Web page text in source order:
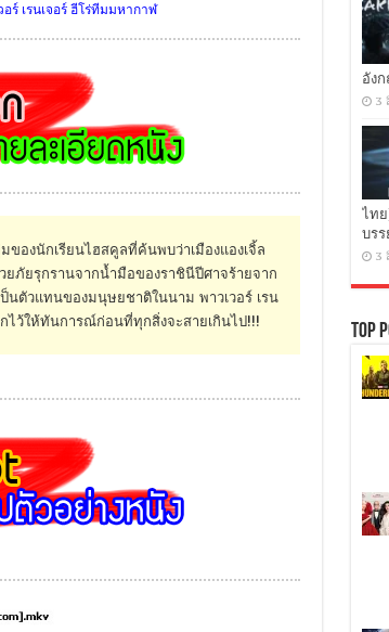
ร์ เรนเจอร์ ฮีโร่ทีมมหากาฬ
องนักเรียนไฮสคูลที่ค้นพบว่าเมืองแองเจิ้ล
ภัยรุกรานจากน้ำมือของราชินีปีศาจร้ายจาก
นตัวแทนของมนุษยชาติในนาม พาวเวอร์ เรน
ไว้ให้ทันการณ์ก่อนที่ทุกสิ่งจะสายเกินไป!!!
อัง
3
ไท
บร
3
Top